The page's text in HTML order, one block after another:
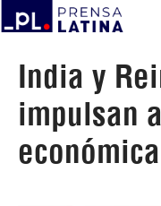
India y
impulsan